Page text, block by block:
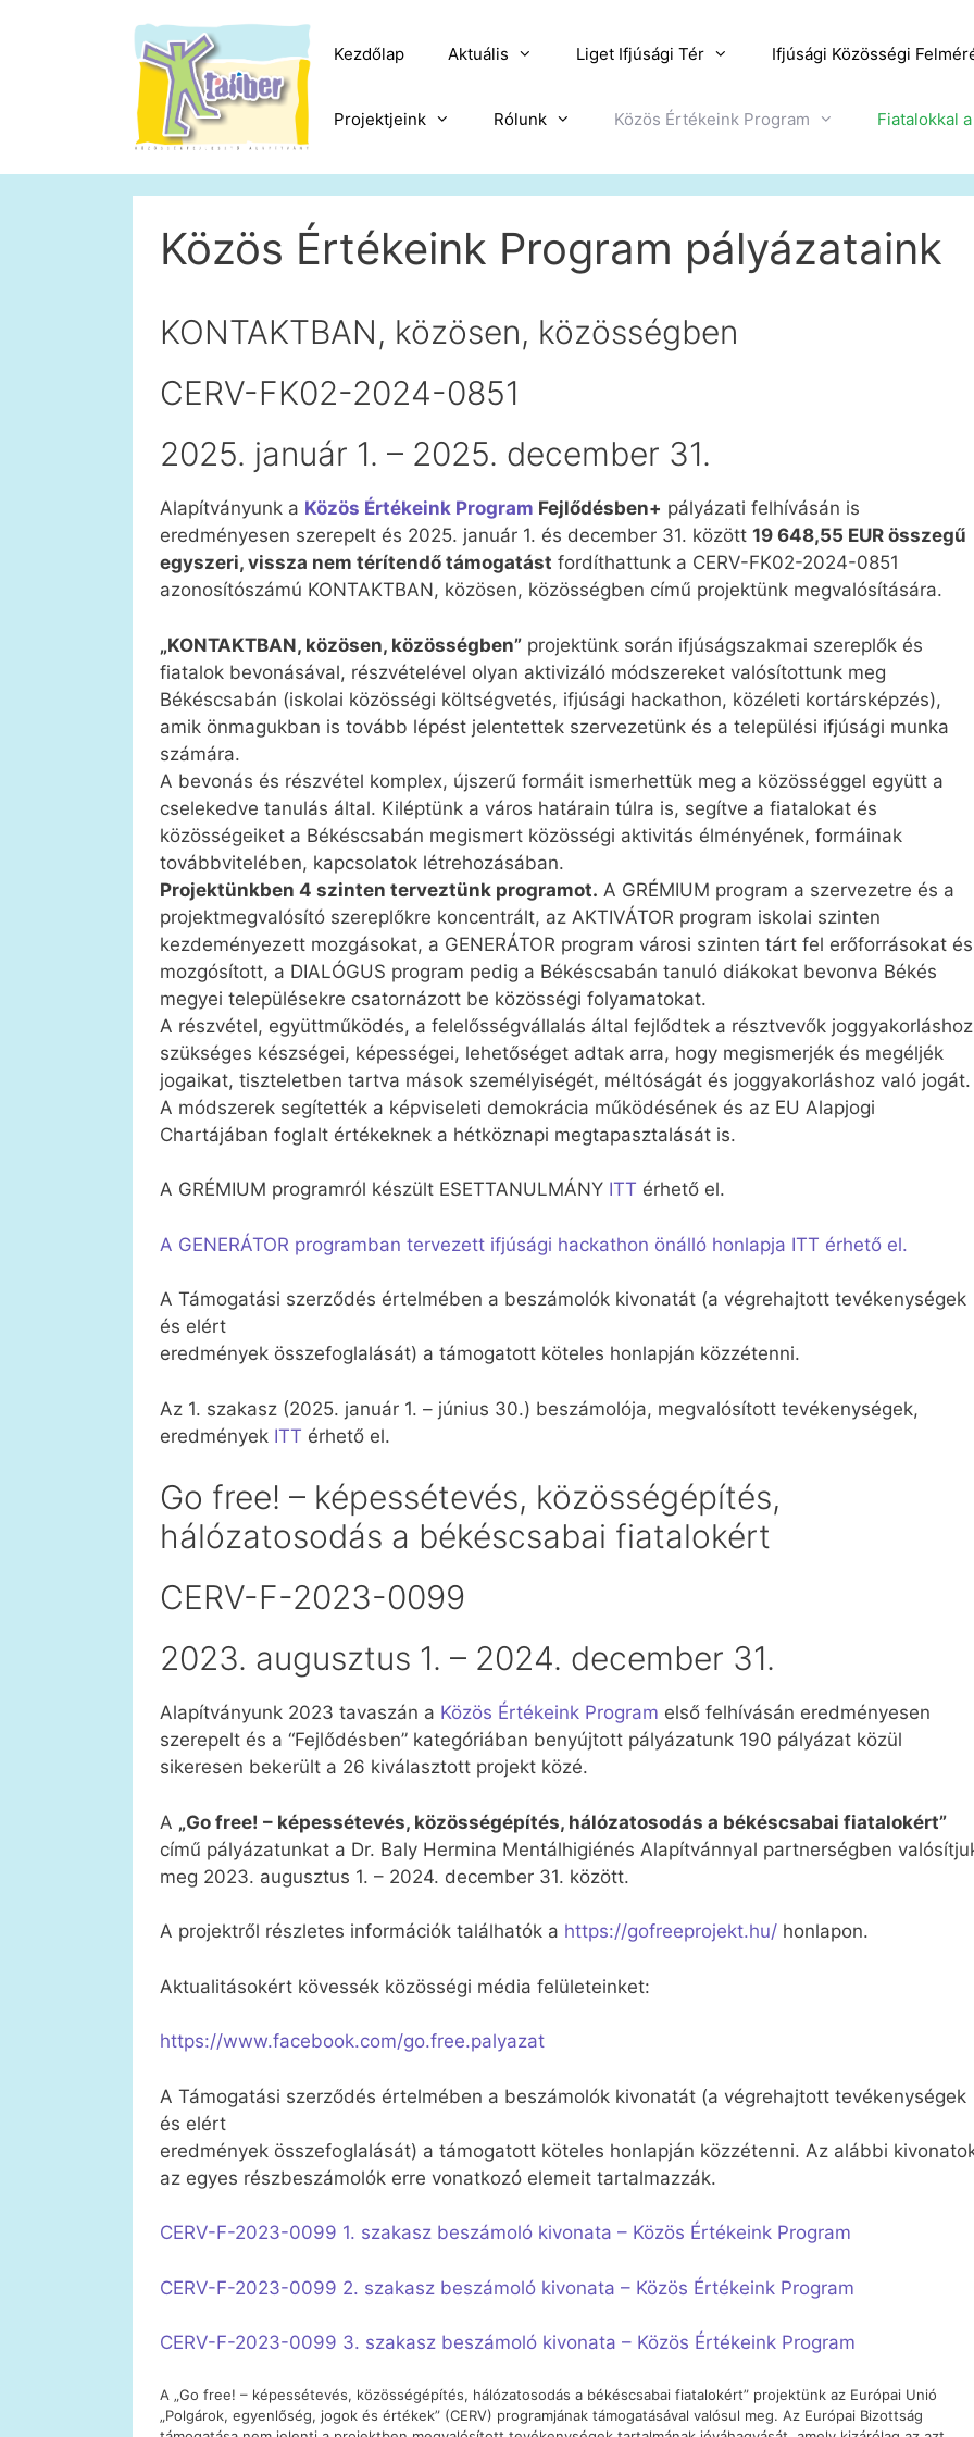
Kezdőlap Aktuális Liget Ifjúsági Tér Ifjúsági Közösségi
Projektjeink Rólunk Közös Értékeink Program Fiatalokkal
Közös Értékeink Program pályázataink
KONTAKTBAN, közösen, közösségben
CERV-FK02-2024-0851
2025. január 1. – 2025. december 31.
Alapítványunk a Közös Értékeink Program Fejlődésben+ pályázati felhívásán is
eredményesen szerepelt és 2025. január 1. és december 31. között 19 648,55 EUR összegű
egyszeri, vissza nem térítendő támogatást fordíthattunk a CERV-FK02-2024-0851
azonosítószámú KONTAKTBAN, közösen, közösségben című projektünk megvalósítására.
„KONTAKTBAN, közösen, közösségben” projektünk során ifjúságszakmai szereplők és
fiatalok bevonásával, részvételével olyan aktivizáló módszereket valósítottunk meg
Békéscsabán (iskolai közösségi költségvetés, ifjúsági hackathon, közéleti kortársképzés),
amik önmagukban is tovább lépést jelentettek szervezetünk és a települési ifjúsági munka
számára.
A bevonás és részvétel komplex, újszerű formáit ismerhettük meg a közösséggel együtt a
cselekedve tanulás által. Kiléptünk a város határain túlra is, segítve a fiatalokat és
közösségeiket a Békéscsabán megismert közösségi aktivitás élményének, formáinak
továbbvitelében, kapcsolatok létrehozásában.
Projektünkben 4 szinten terveztünk programot. A GRÉMIUM program a szervezetre és a
projektmegvalósító szereplőkre koncentrált, az AKTIVÁTOR program iskolai szinten
kezdeményezett mozgásokat, a GENERÁTOR program városi szinten tárt fel erőforrásokat és
mozgósított, a DIALÓGUS program pedig a Békéscsabán tanuló diákokat bevonva Békés
megyei településekre csatornázott be közösségi folyamatokat.
A részvétel, együttműködés, a felelősségvállalás által fejlődtek a résztvevők joggyakorláshoz
szükséges készségei, képességei, lehetőséget adtak arra, hogy megismerjék és megéljék
jogaikat, tiszteletben tartva mások személyiségét, méltóságát és joggyakorláshoz való jogát.
A módszerek segítették a képviseleti demokrácia működésének és az EU Alapjogi
Chartájában foglalt értékeknek a hétköznapi megtapasztalását is.
A GRÉMIUM programról készült ESETTANULMÁNY ITT érhető el.
A GENERÁTOR programban tervezett ifjúsági hackathon önálló honlapja ITT érhető el.
A Támogatási szerződés értelmében a beszámolók kivonatát (a végrehajtott tevékenységek
és elért
eredmények összefoglalását) a támogatott köteles honlapján közzétenni.
Az 1. szakasz (2025. január 1. – június 30.) beszámolója, megvalósított tevékenységek,
eredmények ITT érhető el.
Go free! – képessétevés, közösségépítés,
hálózatosodás a békéscsabai fiatalokért
CERV-F-2023-0099
2023. augusztus 1. – 2024. december 31.
Alapítványunk 2023 tavaszán a Közös Értékeink Program első felhívásán eredményesen
szerepelt és a “Fejlődésben” kategóriában benyújtott pályázatunk 190 pályázat közül
sikeresen bekerült a 26 kiválasztott projekt közé.
A „Go free! – képessétevés, közösségépítés, hálózatosodás a békéscsabai fiatalokért”
című pályázatunkat a Dr. Baly Hermina Mentálhigiénés Alapítvánnyal partnerségben
meg 2023. augusztus 1. – 2024. december 31. között.
A projektről részletes információk találhatók a https://gofreeprojekt.hu/ honlapon.
Aktualitásokért kövessék közösségi média felületeinket:
https://www.facebook.com/go.free.palyazat
A Támogatási szerződés értelmében a beszámolók kivonatát (a végrehajtott tevékenységek
és elért
eredmények összefoglalását) a támogatott köteles honlapján közzétenni. Az alábbi
az egyes részbeszámolók erre vonatkozó elemeit tartalmazzák.
CERV-F-2023-0099 1. szakasz beszámoló kivonata – Közös Értékeink Program
CERV-F-2023-0099 2. szakasz beszámoló kivonata – Közös Értékeink Program
CERV-F-2023-0099 3. szakasz beszámoló kivonata – Közös Értékeink Program
A „Go free! – képessétevés, közösségépítés, hálózatosodás a békéscsabai fiatalokért” projektünk az Európai Unió
„Polgárok, egyenlőség, jogok és értékek” (CERV) programjának támogatásával valósul meg. Az Európai Bizottság